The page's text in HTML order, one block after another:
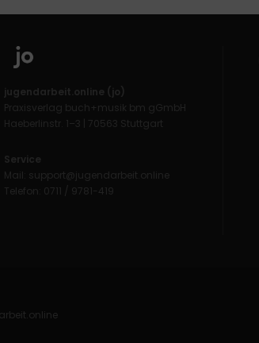
jugendarbeit.online (jo)
Praxisverlag buch+musik bm gGmbH
Haeberlinstr. 1–3 | 70563 Stuttgart
Service
Mail: support@jugendarbeit.online
Telefon: 0711 / 9781-419